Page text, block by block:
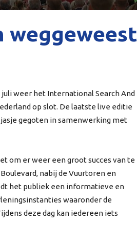
weggeweest
weer het International Search And
op slot. De laatste live editie
gegoten in samenwerking met
om er weer een groot succes van te
nabij de Vuurtoren en
het publiek een informatieve en
waaronder de
deze dag kan iedereen iets